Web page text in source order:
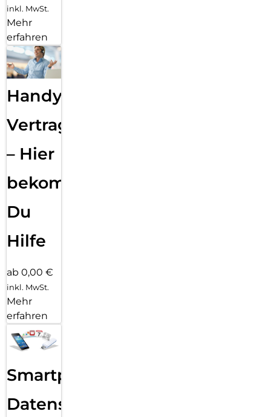
inkl. MwSt.
Mehr
erfahren
Handy
Vertragsabwicklung
– Hier
bekommst
Du
Hilfe
ab 0,00 €
inkl. MwSt.
Mehr
erfahren
Smartphone
Datensicherung